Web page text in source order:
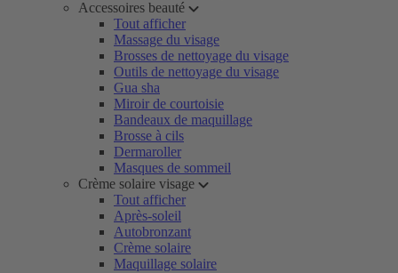
Accessoires beauté
Tout afficher
Massage du visage
Brosses de nettoyage du visage
Outils de nettoyage du visage
Gua sha
Miroir de courtoisie
Bandeaux de maquillage
Brosse à cils
Dermaroller
Masques de sommeil
Crème solaire visage
Tout afficher
Après-soleil
Autobronzant
Crème solaire
Maquillage solaire